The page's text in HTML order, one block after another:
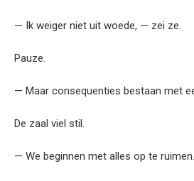
— Ik weiger niet uit woede, — zei ze.
Pauze.
— Maar consequenties bestaan met
De zaal viel stil.
— We beginnen met alles op te ruimen.